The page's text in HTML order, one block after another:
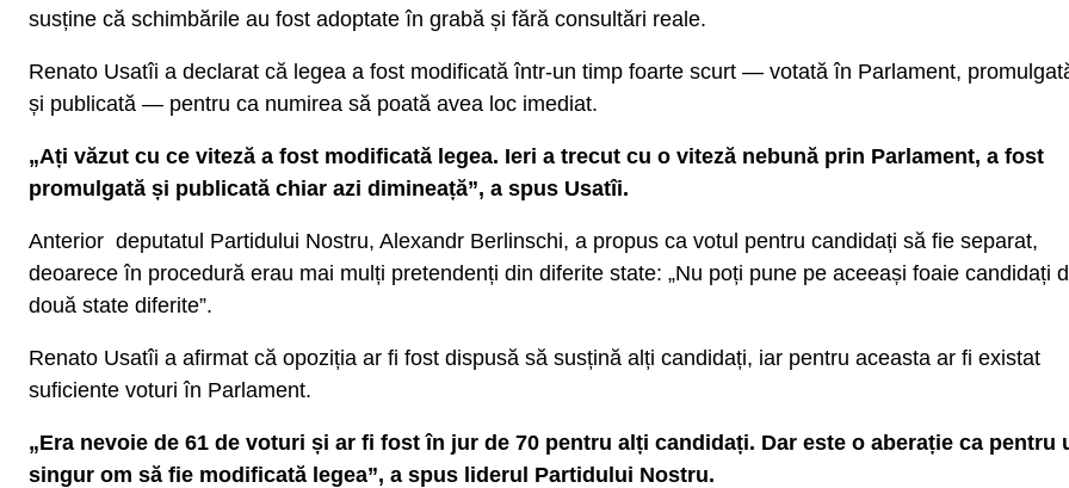
susține că schimbările au fost adoptate în grabă și fără consultări reale.
Renato Usatîi a declarat că legea a fost modificată într-un timp foarte scurt — votată în Parlament,
și publicată — pentru ca numirea să poată avea loc imediat.
„Ați văzut cu ce viteză a fost modificată legea. Ieri a trecut cu o viteză nebună prin Parlament, a fost
promulgată și publicată chiar azi dimineață”, a spus Usatîi.
Anterior deputatul Partidului Nostru, Alexandr Berlinschi, a propus ca votul pentru candidați să fie separat,
deoarece în procedură erau mai mulți pretendenți din diferite state: „Nu poți pune pe aceeași foaie candidați
două state diferite”.
Renato Usatîi a afirmat că opoziția ar fi fost dispusă să susțină alți candidați, iar pentru aceasta ar fi existat
suficiente voturi în Parlament.
„Era nevoie de 61 de voturi și ar fi fost în jur de 70 pentru alți candidați. Dar este o aberație ca pentru
singur om să fie modificată legea”, a spus liderul Partidului Nostru.